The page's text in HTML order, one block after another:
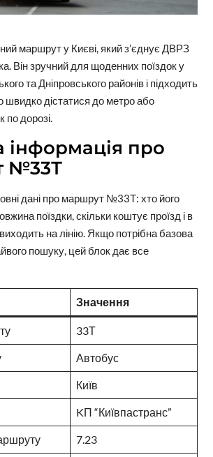
маршрут у Києві, який з’єднує ДВРЗ
Він зручний для щоденних поїздок у
та Дніпровського районів і підходить
швидко дістатися до метро або
по дорозі.
інформація про
№33Т
дані про маршрут №33Т: хто його
поїздки, скільки коштує проїзд і в
на лінію. Якщо потрібна базова
пошуку, цей блок дає все
Значення
33Т
Автобус
Київ
KП “Київпастранс”
7.23